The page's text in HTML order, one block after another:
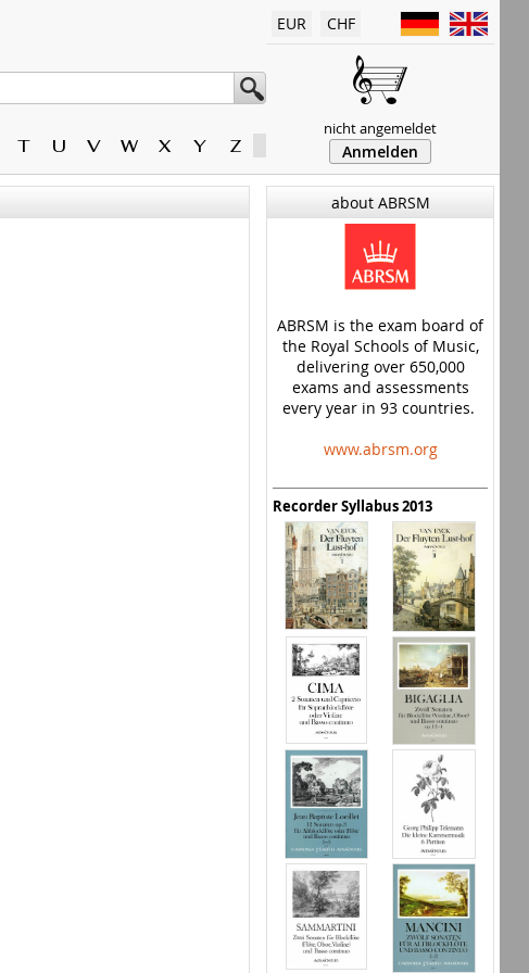
T U V W X Y Z
EUR CHF
nicht angemeldet
Anmelden
about ABRSM
ABRSM is the exam board of
the Royal Schools of Music,
delivering over 650,000
exams and assessments
every year in 93 countries.
www.abrsm.org
Recorder Syllabus 2013